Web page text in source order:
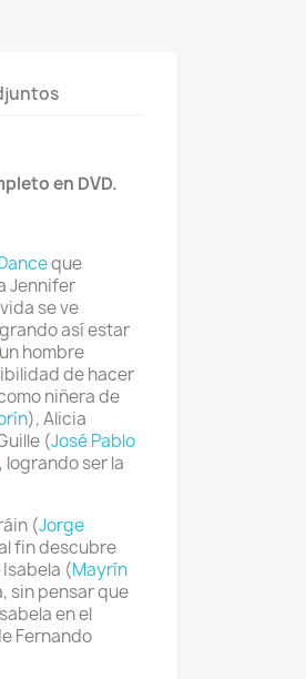
en DVD.
que
Jennifer
se ve
así estar
hombre
de hacer
niñera de
), Alicia
(José Pablo
logrando ser la
(Jorge
fin descubre
(Mayrín
sin pensar que
en el
Fernando